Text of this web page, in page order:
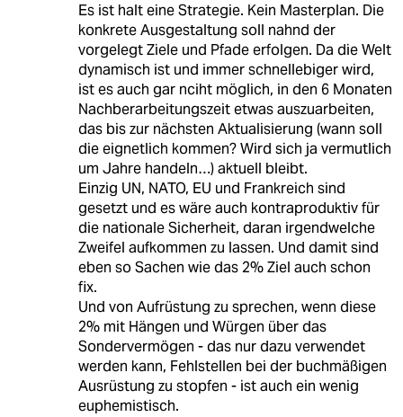
Es ist halt eine Strategie. Kein Masterplan. Die
konkrete Ausgestaltung soll nahnd der
vorgelegt Ziele und Pfade erfolgen. Da die Welt
dynamisch ist und immer schnellebiger wird,
ist es auch gar nciht möglich, in den 6 Monaten
Nachberarbeitungszeit etwas auszuarbeiten,
das bis zur nächsten Aktualisierung (wann soll
die eignetlich kommen? Wird sich ja vermutlich
um Jahre handeln…) aktuell bleibt.
Einzig UN, NATO, EU und Frankreich sind
gesetzt und es wäre auch kontraproduktiv für
die nationale Sicherheit, daran irgendwelche
Zweifel aufkommen zu lassen. Und damit sind
eben so Sachen wie das 2% Ziel auch schon
fix.
Und von Aufrüstung zu sprechen, wenn diese
2% mit Hängen und Würgen über das
Sondervermögen - das nur dazu verwendet
werden kann, Fehlstellen bei der buchmäßigen
Ausrüstung zu stopfen - ist auch ein wenig
euphemistisch.